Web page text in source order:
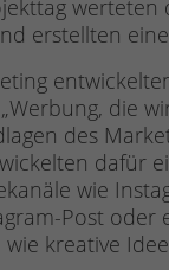
erstellten
die
des
dafür
wie
Post
kreative